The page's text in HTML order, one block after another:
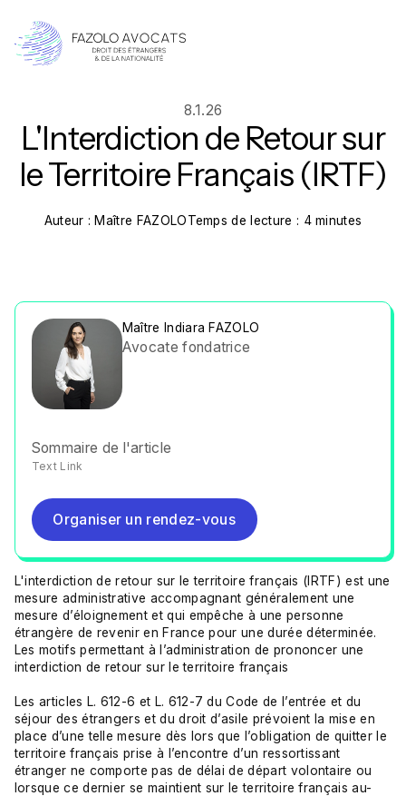
8.1.26
L'Interdiction de Retour sur
le Territoire Français (IRTF)
Auteur : Maître FAZOLOTemps de lecture : 4 minutes
L'interdiction de retour sur le territoire français (IRTF) est une
mesure administrative accompagnant généralement une
mesure d’éloignement et qui empêche à une personne
étrangère de revenir en France pour une durée déterminée.
Les motifs permettant à l’administration de prononcer une
interdiction de retour sur le territoire français
Les articles L. 612-6 et L. 612-7 du Code de l’entrée et du
séjour des étrangers et du droit d’asile prévoient la mise en
place d’une telle mesure dès lors que l’obligation de quitter le
territoire français prise à l’encontre d’un ressortissant
étranger ne comporte pas de délai de départ volontaire ou
lorsque ce dernier se maintient sur le territoire français au-
Maître Indiara FAZOLO
Avocate fondatrice
Sommaire de l'article
Text Link
Organiser un rendez-vous
Organiser un rendez-vous